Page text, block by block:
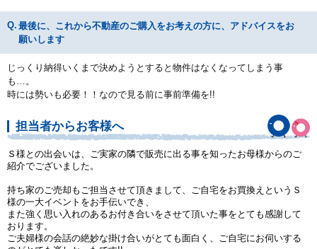
最後に、これから不動産のご購入をお考えの方に、アドバイスをお
願いします
じっくり納得いくまで決めようとすると物件はなくなってしまう事
も…。
時には勢いも必要！！なので見る前に事前準備を!!
担当者からお客様へ
Ｓ様との出会いは、ご実家の隣で販売に出る事を知ったお母様からのご
紹介でございました。
持ち家のご売却もご担当させて頂きまして、ご自宅をお買換えというＳ
様の一大イベントをお手伝いでき、
また強く思い入れのあるお付き合いをさせて頂いた事をとても感謝して
おります。
ご夫婦様の会話の絶妙な掛け合いがとても面白く、ご自宅にお伺いする